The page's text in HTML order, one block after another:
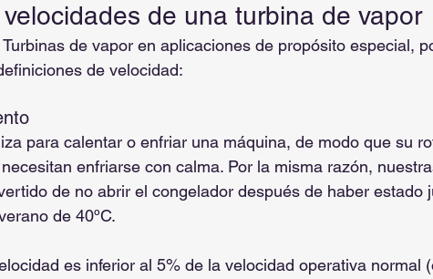
de una turbina de vapor
de vapor en aplicaciones de propósito especial,
de velocidad:
para calentar o enfriar una máquina, de modo que su
enfriarse con calma. Por la misma razón,
de no abrir el congelador después de haber estado
de 40ºC.
es inferior al 5% de la velocidad operativa normal